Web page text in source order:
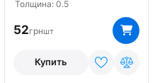
Толщина: 0.5
52грншт
Купить